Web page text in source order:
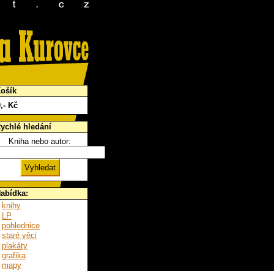
,- Kč
hledání
Kniha nebo autor:
knihy
LP
pohlednice
staré věci
plakáty
grafika
mapy